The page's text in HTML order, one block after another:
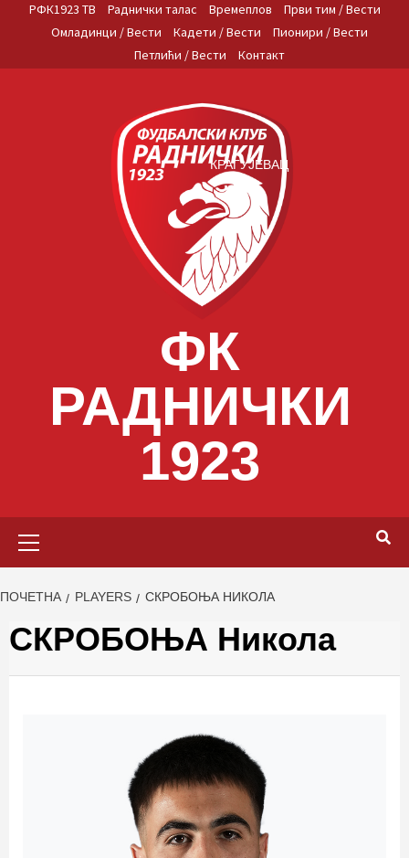
РФК1923 ТВ Раднички талас Времеплов
Први тим / Вести
Омладинци / Вести
Кадети / Вести
Пионири / Вести
Петлићи / Вести
Контакт
ФК
РАДНИЧКИ
1923
КРАГУЈЕВАЦ
ПОЧЕТНА PLAYERS СКРОБОЊА НИКОЛА
СКРОБОЊА Никола